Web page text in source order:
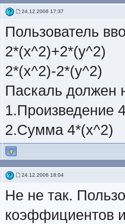
24.12.2006 17:37
Пользователь
2*(x^2)+2*(y^2)
2*(x^2)-2*(y^2)
Паскаль должен
1.Произведение
2.Сумма 4*(x^2)
24.12.2006 18:04
Не не так.
коэффициентов